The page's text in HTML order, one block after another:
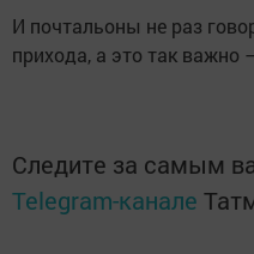
И почтальоны не раз
прихода, а это так
Следите за самым
Telegram-канале